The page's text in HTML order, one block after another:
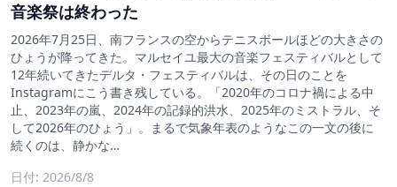
音楽祭は終わった
2026年7月25日、南フランスの空からテニスボールほどの大きさの
ひょうが降ってきた。マルセイユ最大の音楽フェスティバルとして
12年続いてきたデルタ・フェスティバルは、その日のことを
Instagramにこう書き残している。「2020年のコロナ禍による中
止、2023年の嵐、2024年の記録的洪水、2025年のミストラル、そ
して2026年のひょう」。まるで気象年表のようなこの一文の後に
続くのは、静かな…
日付: 2026/8/8